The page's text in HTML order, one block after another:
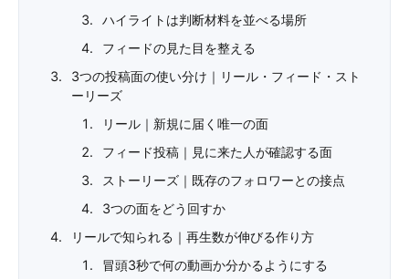
ハイライトは判断材料を並べる場所
フィードの見た目を整える
3つの投稿面の使い分け｜リール・フィード・スト
ーリーズ
リール｜新規に届く唯一の面
フィード投稿｜見に来た人が確認する面
ストーリーズ｜既存のフォロワーとの接点
3つの面をどう回すか
リールで知られる｜再生数が伸びる作り方
冒頭3秒で何の動画か分かるようにする